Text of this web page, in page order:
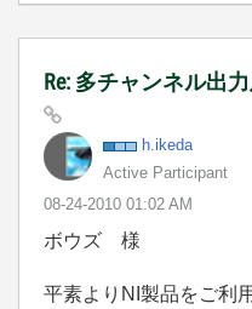
Re: 多チャンネル出
h.ikeda
Active Participant
‎08-24-2010 01:02 AM
ボウズ 様
平素よりNI製品をご利